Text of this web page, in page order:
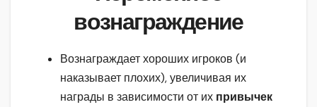
вознаграждение
Вознаграждает хороших игроков (и
наказывает плохих), увеличивая их
награды в зависимости от их привычек